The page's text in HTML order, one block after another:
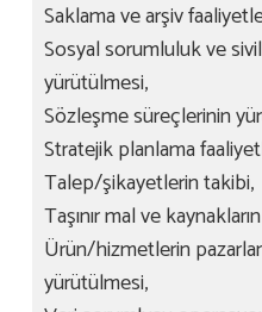
Saklama ve arşiv
Sosyal sorumluluk ve
yürütülmesi,
Sözleşme süreçlerinin
Stratejik planlama
Talep/şikayetlerin takibi,
Taşınır mal ve
Ürün/hizmetlerin
yürütülmesi,